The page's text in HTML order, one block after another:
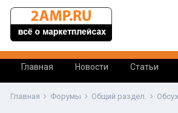
Главная Новости Статьи
Главная Форумы Общий раздел.